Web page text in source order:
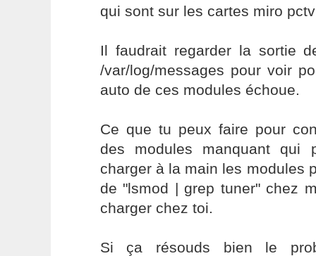
qui sont sur les cartes miro
Il faudrait regarder la sortie
/var/log/messages pour voir
auto de ces modules échoue.
Ce que tu peux faire pour
des modules manquant qui
charger à la main les modules
de "lsmod | grep tuner" chez
charger chez toi.
Si ça résouds bien le